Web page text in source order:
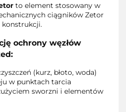
to element stosowany w
ciągników Zetor
konstrukcji.
ochrony węzłów
(kurz, błoto, woda)
w punktach tarcia
sworzni i elementów